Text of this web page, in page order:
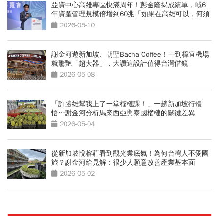
亞資中心高雄專區快滿周年！彭金隆揭成績單，喊6
年資產管理規模倍增到60兆「如果在高雄可以，何須
去新加坡」
2026-05-10
謝金河遊新加坡、朝聖Bacha Coffee！一到樟宜機場
就驚艷「超大器」，大讚這設計值得台灣借鏡
2026-05-08
「許勝雄幫我上了一堂榴槤課！」一趟新加坡行體
悟…謝金河分析馬來西亞與泰國榴槤的關鍵差異
2026-05-04
從新加坡悅榕莊看到觀光業底氣！為何台灣人不愛國
旅？謝金河給見解：很少人願意改善產業基本面
2026-05-02